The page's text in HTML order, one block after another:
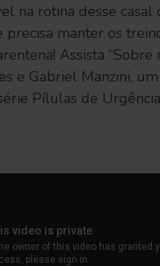
na rotina desse casal
precisa manter os
Assista “Sobre
e Gabriel Manzini,
Pílulas de